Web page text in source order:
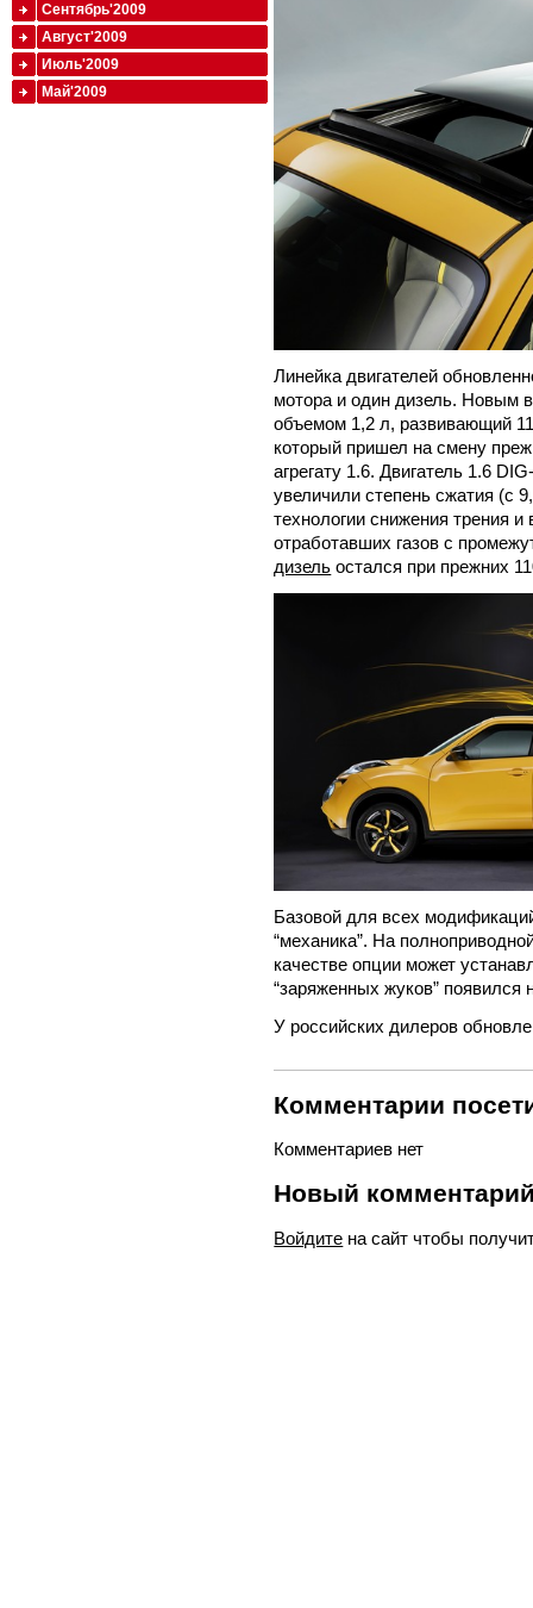
Линейка двигателей
мотора и один дизель. Новым
объемом 1,2 л, развивающий
который пришел на смену
агрегату 1.6. Двигатель 1.6
увеличили степень сжатия (с
технологии снижения трения
отработавших газов с
дизель остался при прежних
Базовой для всех
“механика”. На
качестве опции может
“заряженных жуков” появился
У российских дилеров
Комментарии
Комментариев нет
Новый
Войдите на сайт чтобы
Сентябрь'2009
Август'2009
Июль'2009
Май'2009